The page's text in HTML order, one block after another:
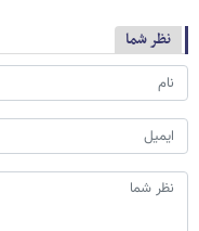
نظر شما